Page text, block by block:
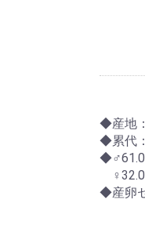
◆産地
◆累代
◆産卵